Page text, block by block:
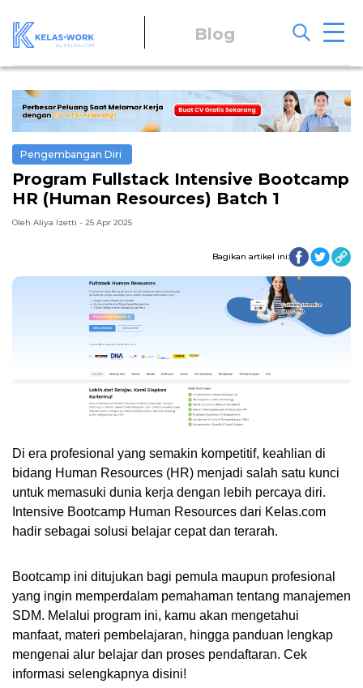
Blog
Pengembangan Diri
Program Fullstack Intensive Bootcamp
HR (Human Resources) Batch 1
Oleh Aliya Izetti - 25 Apr 2025
Bagikan artikel ini:
Di era profesional yang semakin kompetitif, keahlian di
bidang Human Resources (HR) menjadi salah satu kunci
untuk memasuki dunia kerja dengan lebih percaya diri.
Intensive Bootcamp Human Resources dari Kelas.com
hadir sebagai solusi belajar cepat dan terarah.
Bootcamp ini ditujukan bagi pemula maupun profesional
yang ingin memperdalam pemahaman tentang manajemen
SDM. Melalui program ini, kamu akan mengetahui
manfaat, materi pembelajaran, hingga panduan lengkap
mengenai alur belajar dan proses pendaftaran. Cek
informasi selengkapnya disini!